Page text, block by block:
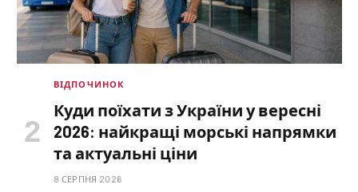
ВІДПОЧИНОК
Куди поїхати з України у вересні
2026: найкращі морські напрямки
та актуальні ціни
8 СЕРПНЯ 2026